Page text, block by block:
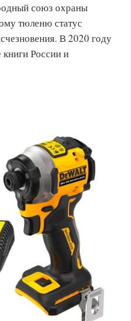
союз охраны
тюленю статус
В 2020 году
России и